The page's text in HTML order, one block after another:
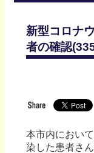
新型コロナ
者の確認
本市内におい
染した患者さ